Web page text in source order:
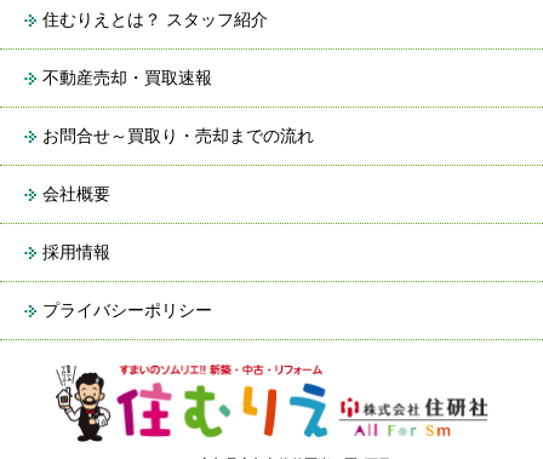
住むりえとは？ スタッフ紹介
不動産売却・買取速報
お問合せ～買取り・売却までの流れ
会社概要
採用情報
プライバシーポリシー